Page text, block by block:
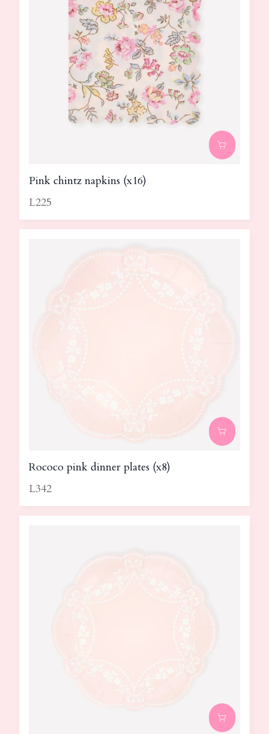
Pink chintz napkins (x16)
L225
Rococo pink dinner plates (x8)
L342